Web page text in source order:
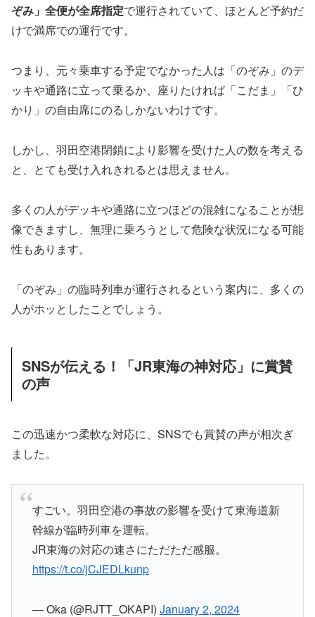
ぞみ」全便が全席指定で運行されていて、ほとんど予約だ
けで満席での運行です。
つまり、元々乗車する予定でなかった人は「のぞみ」のデ
ッキや通路に立って乗るか、座りたければ「こだま」「ひ
かり」の自由席にのるしかないわけです。
しかし、羽田空港閉鎖により影響を受けた人の数を考える
と、とても受け入れきれるとは思えません。
多くの人がデッキや通路に立つほどの混雑になることが想
像できますし、無理に乗ろうとして危険な状況になる可能
性もあります。
「のぞみ」の臨時列車が運行されるという案内に、多くの
人がホッとしたことでしょう。
SNSが伝える！「JR東海の神対応」に賞賛
の声
この迅速かつ柔軟な対応に、SNSでも賞賛の声が相次ぎ
ました。
すごい。羽田空港の事故の影響を受けて東海道新
幹線が臨時列車を運転。
JR東海の対応の速さにただただ感服。
https://t.co/jCJEDLkunp
— Oka (@RJTT_OKAPI) January 2, 2024